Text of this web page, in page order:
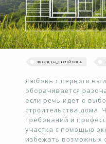
#‎СОВЕТЫ_СТРОЙКОВА
Любовь с первого
оборачивается
если речь идет о
строительства дома.
требований и
участка с помощью
избежать возможных